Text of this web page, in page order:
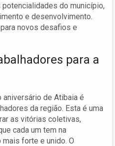
do município,
e desenvolvimento.
novos desafios e
para a
aniversário de Atibaia é
da região. Esta é uma
as vitórias coletivas,
cada um tem na
forte e unido. O